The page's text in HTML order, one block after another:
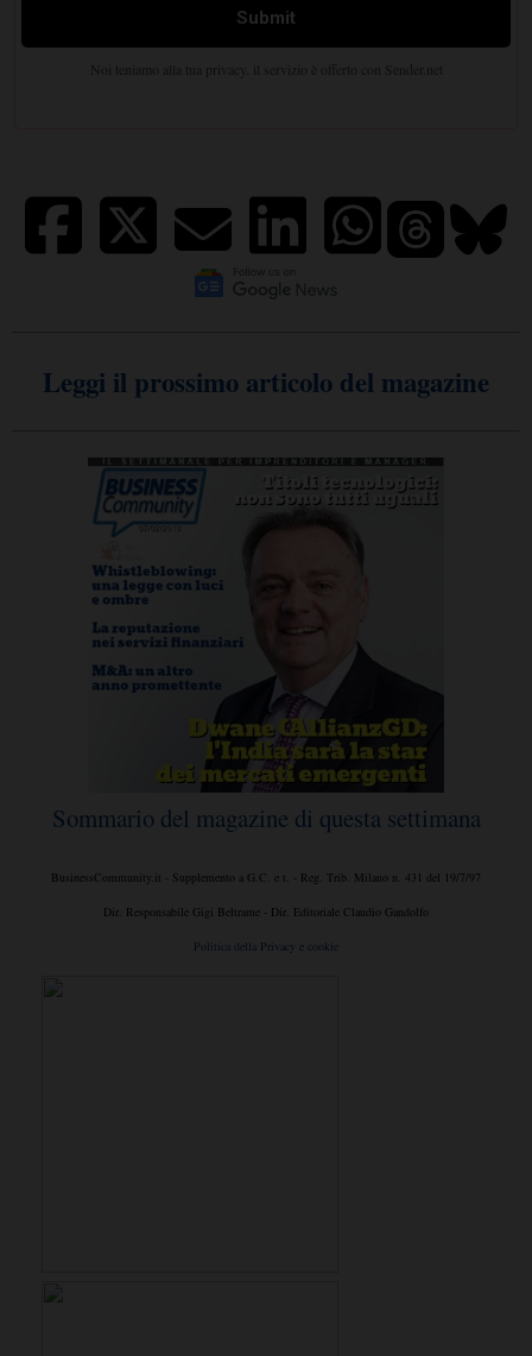
Leggi il prossimo articolo del magazine
Sommario del magazine di questa settimana
BusinessCommunity.it - Supplemento a G.C. e t. - Reg. Trib. Milano n. 431 del 19/7/97
Dir. Responsabile Gigi Beltrame - Dir. Editoriale Claudio Gandolfo
Politica della Privacy e cookie